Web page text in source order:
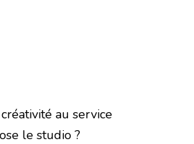
au service
le studio ?